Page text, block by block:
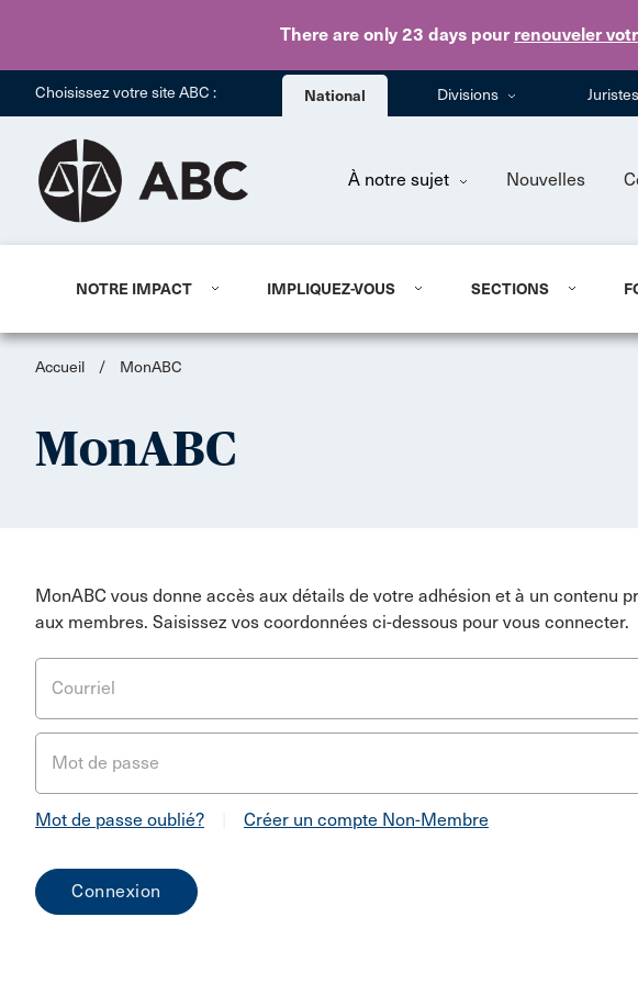
There are only 23 days pour renouveler
Choisissez votre site ABC : National Divisions
À notre sujet Nouvelles
NOTRE IMPACT IMPLIQUEZ-VOUS SECTIONS
Accueil / MonABC
MonABC
MonABC vous donne accès aux détails de votre adhésion et à un contenu
aux membres. Saisissez vos coordonnées ci-dessous pour vous connecter.
Courriel
Mot de passe
Mot de passe oublié? Créer un compte Non-Membre